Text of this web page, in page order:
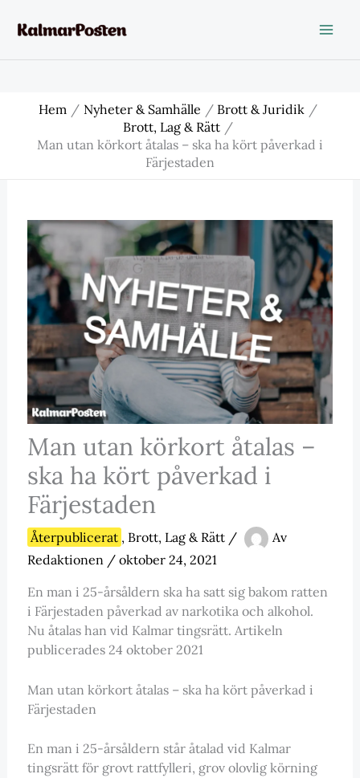
Hem Nyheter & Samhälle
Brott & Juridik
Brott, Lag & Rätt
Man utan körkort åtalas – ska ha kört påverkad i
Färjestaden
Man utan körkort åtalas –
ska ha kört påverkad i
Färjestaden
Återpublicerat , Brott, Lag & Rätt/
Av
Redaktionen / oktober 24, 2021
En man i 25-årsåldern ska ha satt sig bakom ratten
i Färjestaden påverkad av narkotika och alkohol.
Nu åtalas han vid Kalmar tingsrätt. Artikeln
publicerades 24 oktober 2021
Man utan körkort åtalas – ska ha kört påverkad i
Färjestaden
En man i 25-årsåldern står åtalad vid Kalmar
tingsrätt för grovt rattfylleri, grov olovlig körning